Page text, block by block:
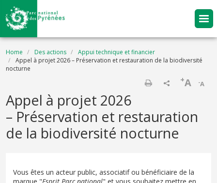
Skip to main content
Breadcrumb
Home Des actions
Appui technique et financier
Appel à projet 2026 – Préservation et restauration de la biodiversité
nocturne
-A
+A
Appel à projet 2026
– Préservation et restauration
de la biodiversité nocturne
Vous êtes un acteur public, associatif ou bénéficiaire de la